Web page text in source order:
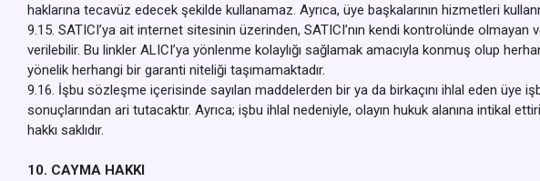
haklarına tecavüz edecek şekilde kullanamaz. Ayrıca, üye başkalarının hizmetleri
9.15. SATICI’ya ait internet sitesinin üzerinden, SATICI’nın kendi kontrolünde
verilebilir. Bu linkler ALICI’ya yönlenme kolaylığı sağlamak amacıyla konmuş olup
yönelik herhangi bir garanti niteliği taşımamaktadır.
9.16. İşbu sözleşme içerisinde sayılan maddelerden bir ya da birkaçını ihlal eden üye
sonuçlarından ari tutacaktır. Ayrıca; işbu ihlal nedeniyle, olayın hukuk alanına intikal
hakkı saklıdır.
10. CAYMA HAKKI